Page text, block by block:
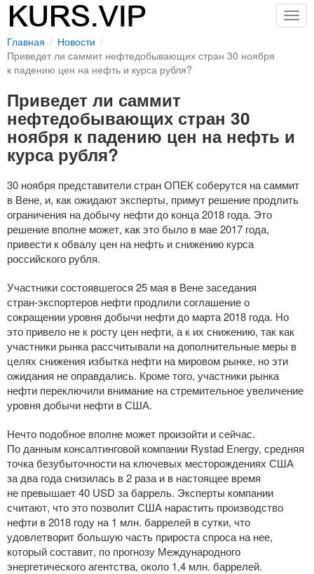
Главная
Новости
Приведет ли саммит нефтедобывающих стран 30 ноября
к падению цен на нефть и курса рубля?
Приведет ли саммит
нефтедобывающих стран 30
ноября к падению цен на нефть и
курса рубля?
30 ноября представители стран ОПЕК соберутся на саммит
в Вене, и, как ожидают эксперты, примут решение продлить
ограничения на добычу нефти до конца 2018 года. Это
решение вполне может, как это было в мае 2017 года,
привести к обвалу цен на нефть и снижению курса
российского рубля.
Участники состоявшегося 25 мая в Вене заседания
стран-экспортеров нефти продлили соглашение о
сокращении уровня добычи нефти до марта 2018 года. Но
это привело не к росту цен нефти, а к их снижению, так как
участники рынка рассчитывали на дополнительные меры в
целях снижения избытка нефти на мировом рынке, но эти
ожидания не оправдались. Кроме того, участники рынка
нефти переключили внимание на стремительное увеличение
уровня добычи нефти в США.
Нечто подобное вполне может произойти и сейчас.
По данным консалтинговой компании Rystad Energy, средняя
точка безубыточности на ключевых месторождениях США
за два года снизилась в 2 раза и в настоящее время
не превышает 40 USD за баррель. Эксперты компании
считают, что это позволит США нарастить производство
нефти в 2018 году на 1 млн. баррелей в сутки, что
удовлетворит большую часть прироста спроса на нее,
который составит, по прогнозу Международного
энергетического агентства, около 1,4 млн. баррелей.